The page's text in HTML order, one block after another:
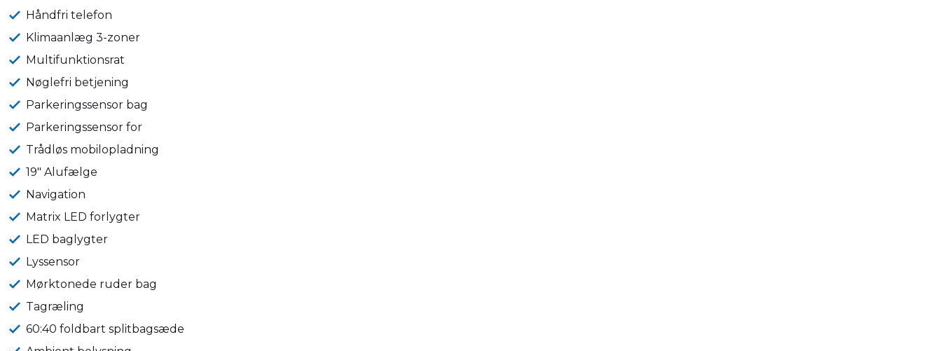
Håndfri telefon
Klimaanlæg 3-zoner
Multifunktionsrat
Nøglefri betjening
Parkeringssensor bag
Parkeringssensor for
Trådløs mobilopladning
19" Alufælge
Navigation
Matrix LED forlygter
LED baglygter
Lyssensor
Mørktonede ruder bag
Tagræling
60:40 foldbart splitbagsæde